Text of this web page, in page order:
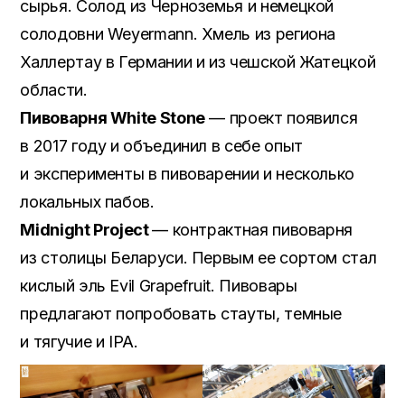
сырья. Солод из Черноземья и немецкой
солодовни Weyermann. Хмель из региона
Халлертау в Германии и из чешской Жатецкой
области.
Пивоварня White Stone— проект появился
в 2017 году и объединил в себе опыт
и эксперименты в пивоварении и несколько
локальных пабов.
Midnight Project— контрактная пивоварня
из столицы Беларуси. Первым ее сортом стал
кислый эль Evil Grapefruit. Пивовары
предлагают попробовать стауты, темные
и тягучие и IPA.